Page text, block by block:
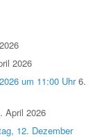
2026
um 11:00 Uhr 6.
April 2026
12. Dezember